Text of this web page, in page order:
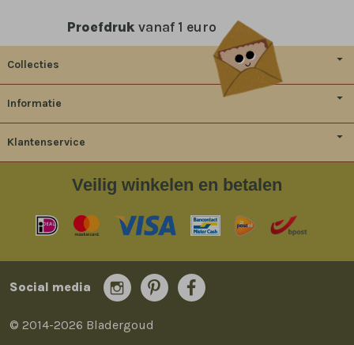
Proefdruk vanaf 1 euro
Collecties
Informatie
Klantenservice
Veilig winkelen en betalen
Social media
© 2014-2026 Bladergoud